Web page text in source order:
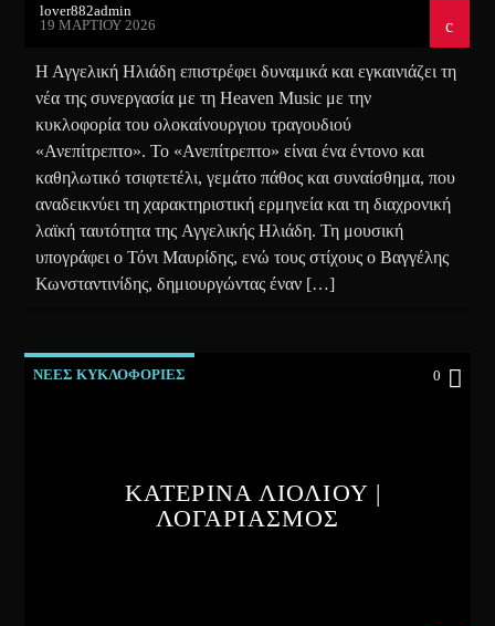
lover882admin
19 ΜΑΡΤΊΟΥ 2026
Η Αγγελική Ηλιάδη επιστρέφει δυναμικά και εγκαινιάζει τη
νέα της συνεργασία με τη Heaven Music με την
κυκλοφορία του ολοκαίνουργιου τραγουδιού
«Ανεπίτρεπτο». Το «Ανεπίτρεπτο» είναι ένα έντονο και
καθηλωτικό τσιφτετέλι, γεμάτο πάθος και συναίσθημα, που
αναδεικνύει τη χαρακτηριστική ερμηνεία και τη διαχρονική
λαϊκή ταυτότητα της Αγγελικής Ηλιάδη. Τη μουσική
υπογράφει ο Τόνι Μαυρίδης, ενώ τους στίχους ο Βαγγέλης
Κωνσταντινίδης, δημιουργώντας έναν […]
ΝΕΕΣ ΚΥΚΛΟΦΟΡΙΕΣ 0
ΚΑΤΕΡΙΝΑ ΛΙΟΛΙΟΥ |
ΛΟΓΑΡΙΑΣΜΟΣ